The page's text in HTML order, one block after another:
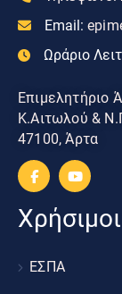
Email:
Ωράριο
Επιμελητήριο
Κ.Αιτωλού &
47100, Άρτα
ΕΣΠΑ